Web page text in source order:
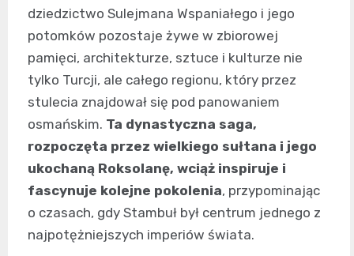
dziedzictwo Sulejmana Wspaniałego i jego
potomków pozostaje żywe w zbiorowej
pamięci, architekturze, sztuce i kulturze nie
tylko Turcji, ale całego regionu, który przez
stulecia znajdował się pod panowaniem
osmańskim. Ta dynastyczna saga,
rozpoczęta przez wielkiego sułtana i jego
ukochaną Roksolanę, wciąż inspiruje i
fascynuje kolejne pokolenia, przypominając
o czasach, gdy Stambuł był centrum jednego z
najpotężniejszych imperiów świata.